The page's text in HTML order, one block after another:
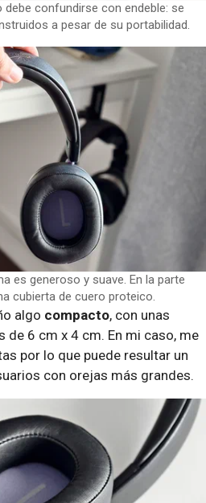
confundirse con endeble: se
a pesar de su portabilidad.
es generoso y suave. En la parte
cubierta de cuero proteico.
algo compacto, con unas
de 6 cm x 4 cm. En mi caso, me
por lo que puede resultar un
con orejas más grandes.